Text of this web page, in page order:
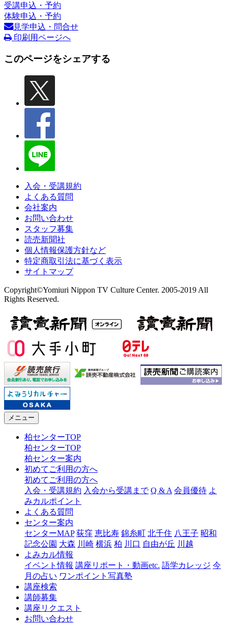
受講申込・予約
体験申込・予約
見学申込・問合せ
印刷用ページへ
このページをシェアする
入会・受講規約
よくある質問
会社案内
お問い合わせ
スタッフ募集
読売新聞社
個人情報保護方針など
特定商取引法に基づく表示
サイトマップ
Copyright©Yomiuri Nippon TV Culture Center. 2005-2019 All
Rights Reserved.
メニュー
柏センターTOP
柏センターTOP
柏センター案内
初めてご利用の方へ
初めてご利用の方へ
入会・受講規約 入会から受講まで Q & A 会員優待 よ
みカルポイント
よくある質問
センター案内
センターMAP 荻窪 恵比寿 錦糸町 北千住 八王子 昭和
記念公園 大森 川崎 横浜 柏 川口 自由が丘 川越
よみカル情報
イベント情報 講座リポート・動画etc. 語学カレッジ 今
月の占い ワンポイント写真塾
講座検索
講師募集
講座リクエスト
お問い合わせ